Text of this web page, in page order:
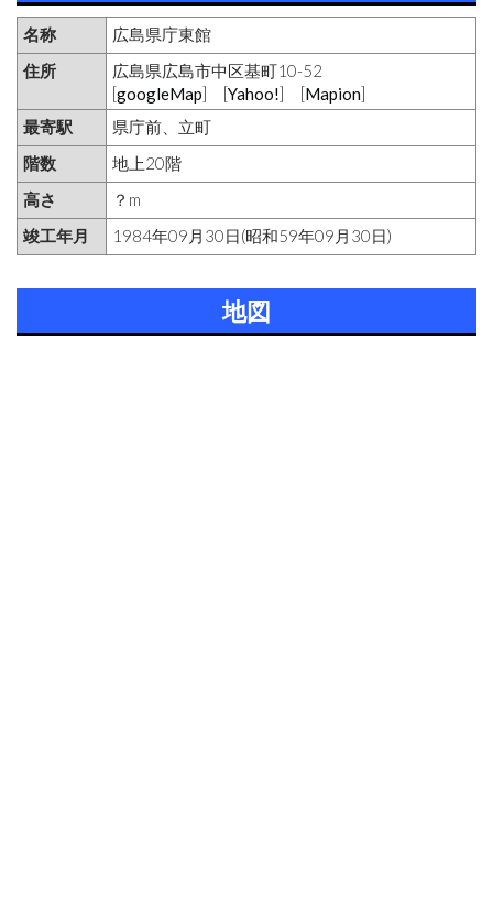
名称
広島県庁東館
住所
広島県広島市中区基町10-52
[googleMap] [Yahoo!] [Mapion]
最寄駅
県庁前、立町
階数
地上20階
高さ
？m
竣工年月
1984年09月30日(昭和59年09月30日)
地図